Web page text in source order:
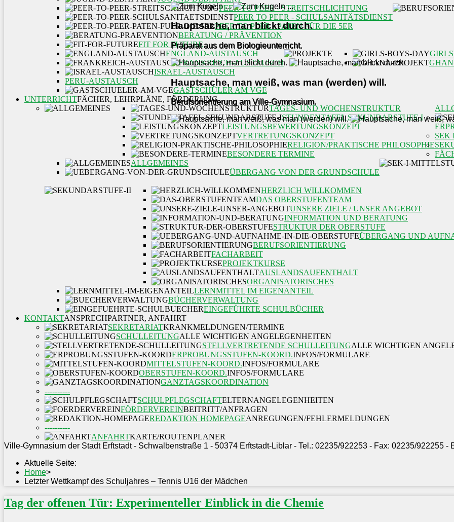
Hauptsache, man blickt durch.
Präparat aus dem Biologieunterricht.
Hauptsache, man weiß, was man (werden) will.
Berufsorientierung am Ville-Gymnasium.
PEER TO PEER - STREITSCHLICHTUNG
PEER TO PEER - SCHULSANITÄTSDIENST
PEER TO PEER - PATEN FÜR DIE 5ER
BERATUNG / PRÄVENTION
FIT FOR FUTURE
ENGLAND-AUSTAUSCH
FRANKREICH-AUSTAUSCH
ISRAEL-AUSTAUSCH
PERU-AUSTAUSCH
GASTSCHÜLER AM VGE
UNTERRICHTFÄCHER, LEHRPLÄNE, FÖRDERUNG
TAGES- UND WOCHENSTRUKTUR
STUNDENTAFEL SEKUNDARSTUFE I
LEISTUNGSBEWERTUNGSKONZEPT
VERTRETUNGSKONZEPT
RELIGION/PRAKTISCHE PHILOSOPHIE
BESONDERE TERMINE
ALLGEMEINES
ÜBERGANG VON DER GRUNDSCHULE
SEK
HERZLICH WILLKOMMEN
DAS OBERSTUFENTEAM
UNSERE ZIELE / UNSER ANGEBOT
INFORMATION UND BERATUNG
STRUKTUR DER OBERSTUFE
ÜBERGANG UND
BERUFSORIENTIERUNG
FACHARBEIT
PROJEKTKURSE
AUSLANDSAUFENTHALT
ORGANISATORISCHES
LERNMITTEL IM EIGENANTEIL
BÜCHERVERWALTUNG
EINGEFÜHRTE SCHULBÜCHER
KONTAKTANSPRECHPARTNER, ANFAHRT
SEKRETARIATKRANKMELDUNGEN/TERMINE
SCHULLEITUNGALLE WICHTIGEN ANGELEGENHEITEN
STELLVERTRETENDE SCHULLEITUNGALLE WICHTIGEN
ERPROBUNGSSTUFEN-KOORD.INFOS/FORMULARE
MITTELSTUFEN-KOORD.INFOS/FORMULARE
OBERSTUFEN-KOORD.INFOS/FORMULARE
GANZTAGSKOORDINATION
----------
SCHULPFLEGSCHAFTELTERNANGELEGENHEITEN
FÖRDERVEREINBEITRITT/ANFRAGEN
REDAKTION HOMEPAGEANREGUNGEN/FEHLERMELDUNGEN
----------
ANFAHRTKARTE/ROUTENPLANER
Ville-Gymnasium der Stadt Erftstadt - Schwalbenstraße 1 - 50374 Erftstadt-Liblar - Tel.: 02235/922253 - Fax: 02235/
Aktuelle Seite:
Home>
Letzter Wettkampf des Schuljahres – Tennis U16 der Mädchen
Tag der offenen Tür: Experimenteller Einblick in die Chemie